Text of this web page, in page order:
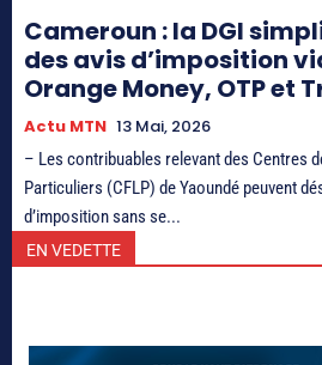
Cameroun : la DGI
des avis d’imposition
Orange Money, OTP et
Actu MTN 13 Mai, 2026
– Les contribuables relevant des Centres
Particuliers (CFLP) de Yaoundé peuvent
d’imposition sans se...
EN VEDETTE